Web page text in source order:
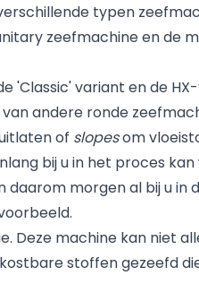
typen
zeefmachine en de
'Classic' variant en de
andere ronde
of slopesom
bij u in het proces
morgen al bij u in
machine kan niet
stoffen gezeefd